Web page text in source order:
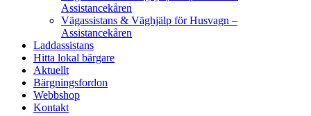
Assistancekåren
Vägassistans & Väghjälp för Husvagn –
Assistancekåren
Laddassistans
Hitta lokal bärgare
Aktuellt
Bärgningsfordon
Webbshop
Kontakt